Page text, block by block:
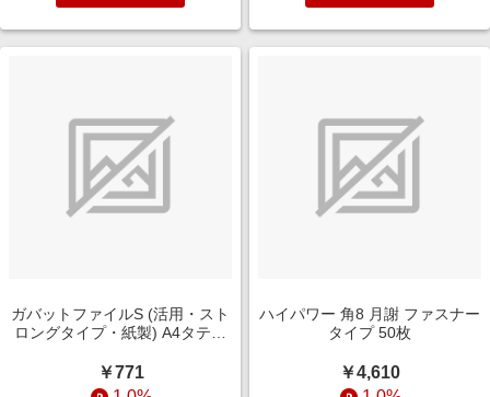
ガバットファイルS (活用・スト
ロングタイプ・紙製) A4タテ型
￥771
ハイパワー 角8 月謝 ファスナー
タイプ 50枚
￥4,610